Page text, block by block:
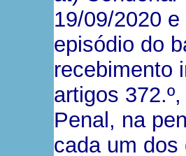
19/09/2020
episódio do
recebimento
artigos
Penal, na
cada um